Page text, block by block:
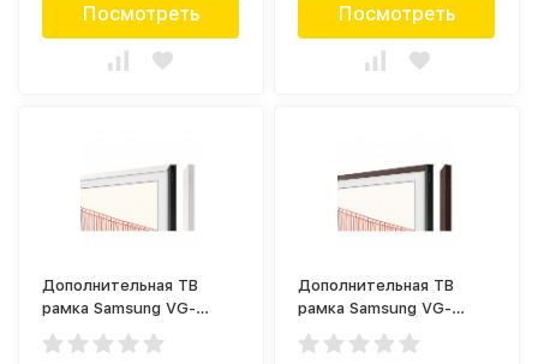
Посмотреть Посмотреть
Дополнительная ТВ
рамка Samsung VG-
SCFA50WTB белая
(2021)
Дополнительная ТВ
рамка Samsung VG-
SCFA75BWB коричневая
(2021)